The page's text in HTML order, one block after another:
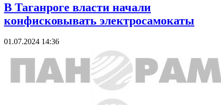
В Таганроге власти начали
конфисковывать электросамокаты
01.07.2024 14:36